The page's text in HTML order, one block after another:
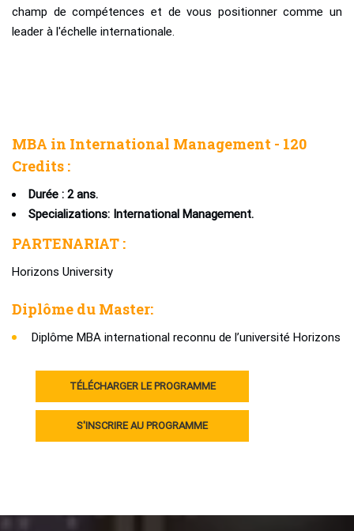
champ de compétences et de vous positionner comme un
leader à l'échelle internationale.
MBA in International Management - 120
Credits :
Durée : 2 ans.
Specializations: International Management.
PARTENARIAT :
Horizons University
Diplôme du Master:
Diplôme MBA international reconnu de l’université Horizons
TÉLÉCHARGER LE PROGRAMME
S'INSCRIRE AU PROGRAMME